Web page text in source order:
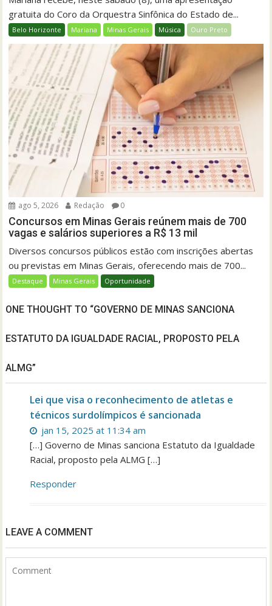
gratuita do Coro da Orquestra Sinfônica do Estado de...
Belo Horizonte Mariana Minas Gerais Música Ouro Preto
ago 5, 2026 Redação 0
Concursos em Minas Gerais reúnem mais de 700
vagas e salários superiores a R$ 13 mil
Diversos concursos públicos estão com inscrições abertas
ou previstas em Minas Gerais, oferecendo mais de 700...
Destaque Minas Gerais Oportunidade
ONE THOUGHT TO “GOVERNO DE MINAS SANCIONA
ESTATUTO DA IGUALDADE RACIAL, PROPOSTO PELA
ALMG”
Lei que visa o reconhecimento de atletas e
técnicos surdolímpicos é sancionada
jan 15, 2025 at 11:34 am
[…] Governo de Minas sanciona Estatuto da Igualdade
Racial, proposto pela ALMG […]
Responder
LEAVE A COMMENT